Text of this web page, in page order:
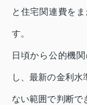
と住宅関連費を
す。
日頃から公的機
し、最新の金利
ない範囲で判断で